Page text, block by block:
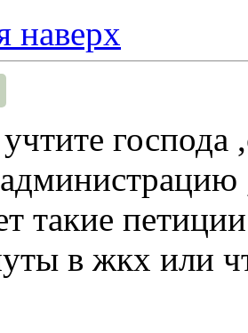
наверх
господа
такие
в жкх или